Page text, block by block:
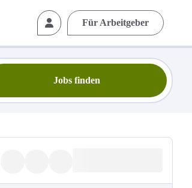
Für Arbeitgeber
Jobs finden